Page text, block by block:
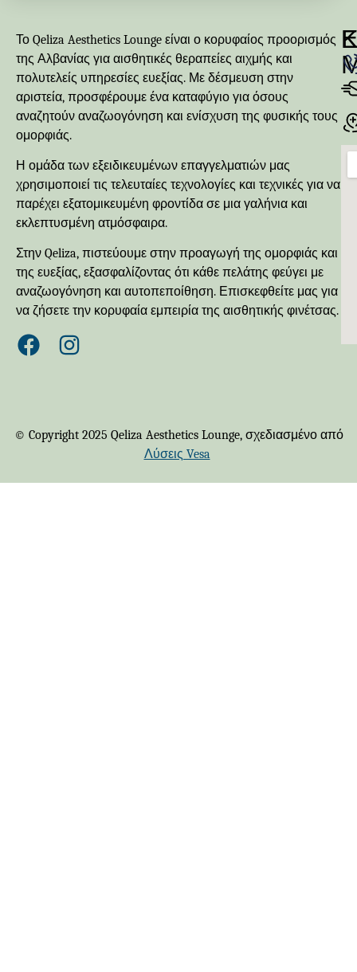
Το Qeliza Aesthetics Lounge είναι ο κορυφαίος προορισμός
της Αλβανίας για αισθητικές θεραπείες αιχμής και
πολυτελείς υπηρεσίες ευεξίας. Με δέσμευση στην
αριστεία, προσφέρουμε ένα καταφύγιο για όσους
αναζητούν αναζωογόνηση και ενίσχυση της φυσικής τους
ομορφιάς.
Η ομάδα των εξειδικευμένων επαγγελματιών μας
χρησιμοποιεί τις τελευταίες τεχνολογίες και τεχνικές για να
παρέχει εξατομικευμένη φροντίδα σε μια γαλήνια και
εκλεπτυσμένη ατμόσφαιρα.
Στην Qeliza, πιστεύουμε στην προαγωγή της ομορφιάς και
της ευεξίας, εξασφαλίζοντας ότι κάθε πελάτης φεύγει με
αναζωογόνηση και αυτοπεποίθηση. Επισκεφθείτε μας για
να ζήσετε την κορυφαία εμπειρία της αισθητικής φινέτσας.
© Copyright 2025 Qeliza Aesthetics Lounge, σχεδιασμένο από
Λύσεις Vesa